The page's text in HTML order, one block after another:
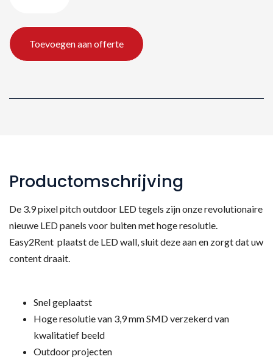
LED
aantal
Toevoegen aan offerte
Productomschrijving
De 3.9 pixel pitch outdoor LED tegels zijn onze revolutionaire
nieuwe LED panels voor buiten met hoge resolutie.
Easy2Rent plaatst de LED wall, sluit deze aan en zorgt dat uw
content draait.
Snel geplaatst
Hoge resolutie van 3,9 mm SMD verzekerd van
kwalitatief beeld
Outdoor projecten